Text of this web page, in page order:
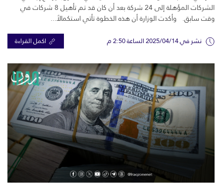
‏الشركات المؤهلة إلى 24 شركة بعد أن كان قد تم تأهيل 8 شركات في
وقت سابق. وأكدت الوزارة أن هذه الخطوة تأتي استكمالاً...
نشر في 2025/04/14 الساعة 2:50 م اكمل القراءة